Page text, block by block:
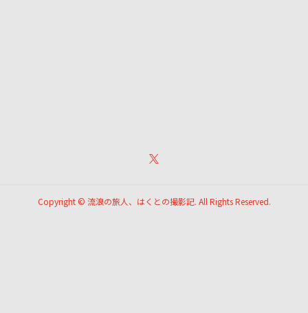
Copyright © 流浪の旅人、はくとの撮影記. All Rights Reserved.